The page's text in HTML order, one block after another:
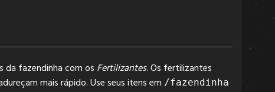
da fazendinha com os Fertilizantes. Os fertilizantes
mais rápido. Use seus itens em /fazendinha